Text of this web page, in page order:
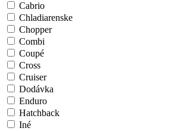
Cabrio
Chladiarenske
Chopper
Combi
Coupé
Cross
Cruiser
Dodávka
Enduro
Hatchback
Iné